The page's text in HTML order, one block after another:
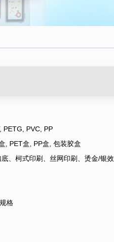
PETG, PVC, PP
, PET盒, PP盒, 包装胶盒
、柯式印刷、丝网印刷、烫金/银
格